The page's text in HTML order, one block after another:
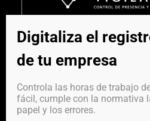
Digitaliza el
de tu empresa
Controla las horas de trabajo
fácil, cumple con la normativa
papel y los errores.